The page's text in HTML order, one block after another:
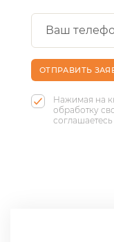
Нажимая на
обработку
соглашаетесь